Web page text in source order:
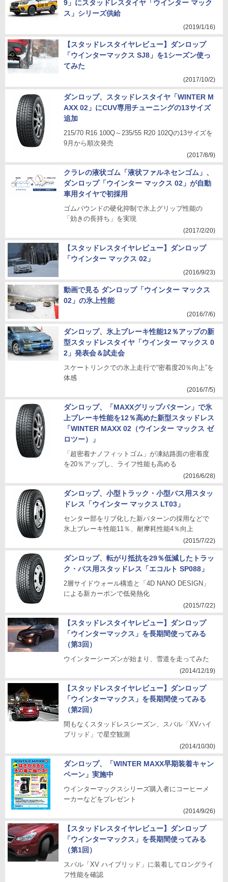
9」にスタッドレスタイヤ「ウインター マック
ス」シリーズ供給
(2019/1/16)
【スタッドレスタイヤレビュー】ダンロップ
「ウインターマックス SJ8」を1シーズン使っ
てみた
(2017/10/2)
ダンロップ、スタッドレスタイヤ「WINTER M
AXX 02」にCUV専用チューニングの13サイズ
追加
215/70 R16 100Q～235/55 R20 102Qの13サイズを
9月から順次発売
(2017/8/9)
クラレの液状ゴム「液状ファルネセンゴム」、
ダンロップ「ウインター マックス 02」が自動
車用タイヤで初採用
ゴムパウンドの硬化抑制で氷上グリップ性能の
「効きの長持ち」を実現
(2017/2/20)
【スタッドレスタイヤレビュー】ダンロップ
「ウインター マックス 02」
(2016/9/23)
動画で見る ダンロップ「ウインター マックス
02」の氷上性能
(2016/7/6)
ダンロップ、氷上ブレーキ性能12％アップの新
型スタッドレスタイヤ「ウインター マックス 0
2」発表会＆試走会
スケートリンクでの氷上走行で“密着度20％向上”を
体感
(2016/7/5)
ダンロップ、「MAXXグリップパターン」で氷
上ブレーキ性能を12％高めた新型スタッドレス
「WINTER MAXX 02（ウインター マックス ゼ
ロツー）」
「超密着ナノフィットゴム」が凍結路面の密着度
を20％アップし、ライフ性能も高める
(2016/6/28)
ダンロップ、小型トラック・小型バス用スタッ
ドレス「ウインター マックス LT03」
センター部をリブ化した新パターンの採用などで
氷上ブレーキ性能11％、耐摩耗性能4％向上
(2015/7/22)
ダンロップ、転がり抵抗を29％低減したトラッ
ク・バス用スタッドレス「エコルト SP088」
2層サイドウォール構造と「4D NANO DESIGN」
による新カーボンで低発熱化
(2015/7/22)
【スタッドレスタイヤレビュー】ダンロップ
「ウインターマックス」を長期間使ってみる
（第3回）
ウインターシーズンが始まり、雪道を走ってみた
(2014/12/19)
【スタッドレスタイヤレビュー】ダンロップ
「ウインターマックス」を長期間使ってみる
（第2回）
間もなくスタッドレスシーズン、スバル「XVハイ
ブリッド」で星空観測
(2014/10/30)
ダンロップ、「WINTER MAXX早期装着キャン
ペーン」実施中
ウインターマックスシリーズ購入者にコーヒーメ
ーカーなどをプレゼント
(2014/9/26)
【スタッドレスタイヤレビュー】ダンロップ
「ウインターマックス」を長期間使ってみる
（第1回）
スバル「XV ハイブリッド」に装着してロングライ
フ性能を確認